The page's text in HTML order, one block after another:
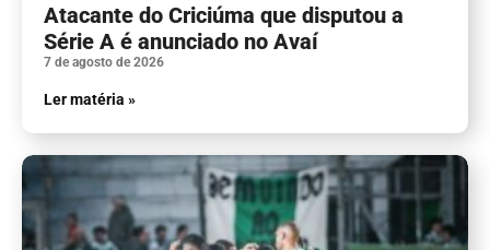
Atacante do Criciúma que disputou a
Série A é anunciado no Avaí
7 de agosto de 2026
Ler matéria »